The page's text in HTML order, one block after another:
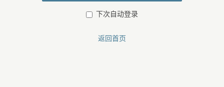
下次自动登录
返回首页